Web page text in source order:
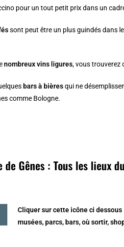
pour un tout petit prix dans un
sont peut être un plus guindés dans
nombreux vins ligures, vous trouverez
bars à bièresqui ne
comme Bologne.
de Gênes : Tous les lieux
Cliquer sur cette icône ci dessous
musées, parcs, bars, où sortir,